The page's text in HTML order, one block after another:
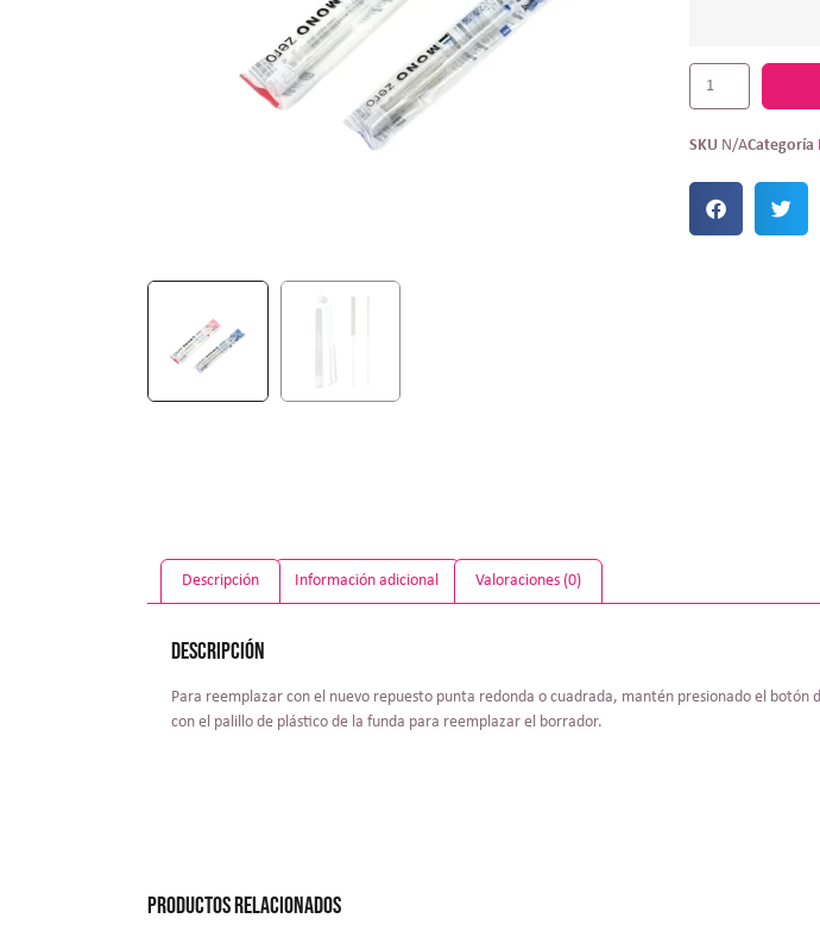
SKU N/ACategoría
Descripción Información adicional Valoraciones (0)
Descripción
Para reemplazar con el nuevo repuesto punta redonda o cuadrada, mantén presionado el
con el palillo de plástico de la funda para reemplazar el borrador.
Productos relacionados